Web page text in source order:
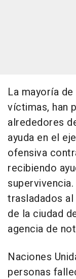
La mayoría
víctimas, han
alrededores
ayuda en el
ofensiva
recibiendo
trasladados
de la ciudad
agencia de
Naciones
personas